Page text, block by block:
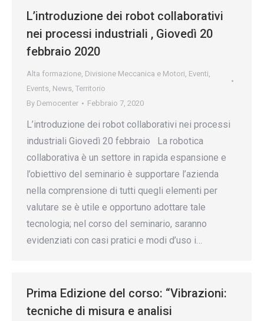
L’introduzione dei robot collaborativi
nei processi industriali , Giovedì 20
febbraio 2020
Alta formazione, Divisione Meccanica e Motori, Eventi,
Events, News, Territorio
By Democenter Febbraio 7, 2020
L’introduzione dei robot collaborativi nei processi
industriali Giovedì 20 febbraio La robotica
collaborativa è un settore in rapida espansione e
l’obiettivo del seminario è supportare l’azienda
nella comprensione di tutti quegli elementi per
valutare se è utile e opportuno adottare tale
tecnologia; nel corso del seminario, saranno
evidenziati con casi pratici e modi d’uso i…
Prima Edizione del corso: “Vibrazioni:
tecniche di misura e analisi